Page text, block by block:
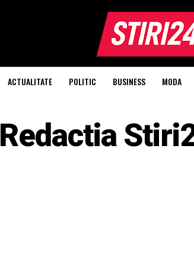
ACTUALITATE POLITIC BUSINESS MODA
Redactia